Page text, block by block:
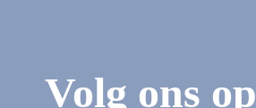
Volg ons op